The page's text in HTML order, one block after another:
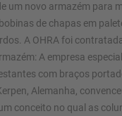
um novo armazém para
de chapas em
A OHRA foi
A empresa
com braços
Alemanha,
conceito no qual as